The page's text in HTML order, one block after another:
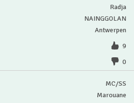
Radja
NAINGGOLAN
Antwerpen
9
0
MC/SS
Marouane